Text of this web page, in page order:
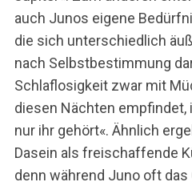
auch Junos eigene
die sich unterschiedlich
nach Selbstbestimmung
Schlaflosigkeit zwar mit
diesen Nächten empfindet,
nur ihr gehört«. Ähnlich
Dasein als freischaffende
denn während Juno oft das